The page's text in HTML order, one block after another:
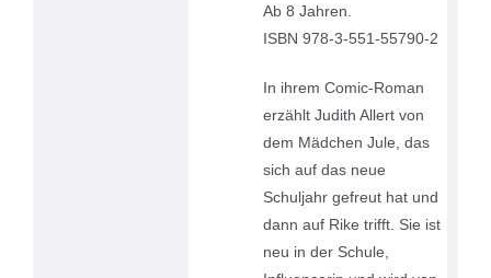
Ab 8 Jahren.
ISBN 978-3-551-55790-2
In ihrem Comic-Roman
erzählt Judith Allert von
dem Mädchen Jule, das
sich auf das neue
Schuljahr gefreut hat und
dann auf Rike trifft. Sie ist
neu in der Schule,